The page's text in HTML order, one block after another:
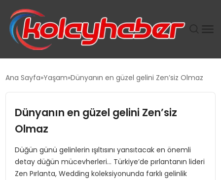
GÜCÜNÜBÜYÜTÜYOR
TANYER YAPI ZEMIN MÜHENDISLIĞINDE HEDEF
BÜYÜTTÜ
TOROSLAR’DA PAZAR GERGİNLİĞİ!
Ana Sayfa Yaşam Dünyanın en güzel gelini Zen’siz Olmaz
Dünyanın en güzel gelini Zen’siz
Olmaz
Düğün günü gelinlerin ışıltısını yansıtacak en önemli
detay düğün mücevherleri… Türkiye’de pırlantanın lideri
Zen Pırlanta, Wedding koleksiyonunda farklı gelinlik